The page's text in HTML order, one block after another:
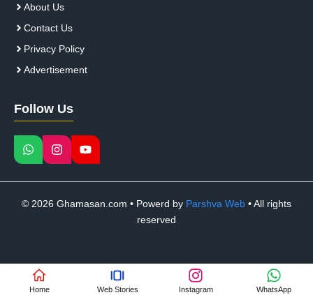
About Us
Contact Us
Privacy Policy
Advertisement
Follow Us
© 2026 Ghamasan.com • Powerd by Parshva Web • All rights
reserved
Home Web Stories Instagram WhatsApp